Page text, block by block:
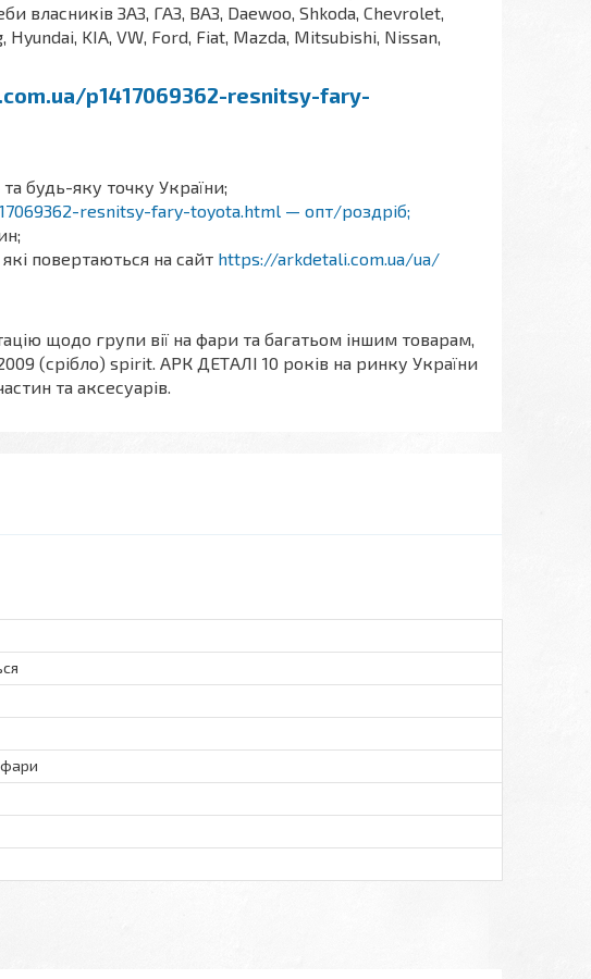
власників ЗАЗ, ГАЗ, ВАЗ, Daewoo, Shkoda, Chevrolet,
Hyundai, KIA, VW, Ford, Fiat, Mazda, Mitsubishi, Nissan,
p1417069362-resnitsy-fary-
будь-яку точку України;
resnitsy-fary-toyota.html — опт/роздріб;
повертаються на сайт https://arkdetali.com.ua/ua/
щодо групи вії на фари та багатьом іншим товарам,
(срібло) spirit. АРК ДЕТАЛІ 10 років на ринку України
та аксесуарів.